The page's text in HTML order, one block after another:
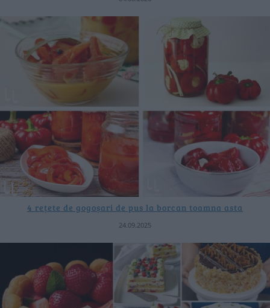
4 rețete de gogoșari de pus la borcan toamna asta
24.09.2025